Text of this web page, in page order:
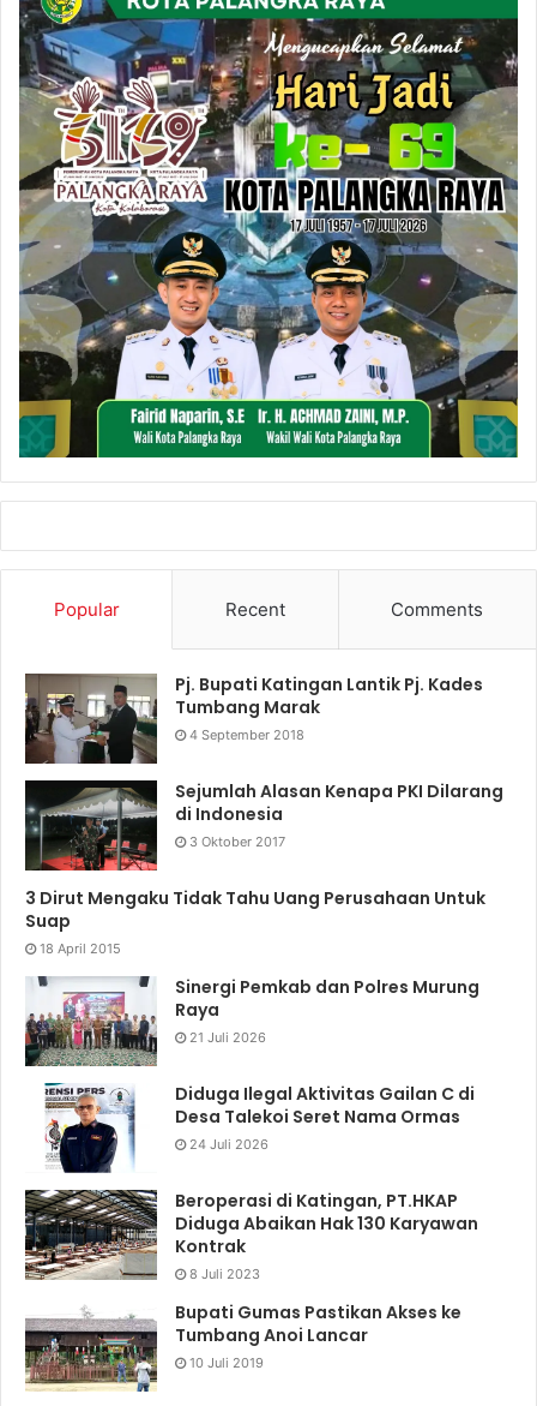
Popular Recent Comments
Pj. Bupati Katingan Lantik Pj. Kades
Tumbang Marak
4 September 2018
Sejumlah Alasan Kenapa PKI Dilarang
di Indonesia
3 Oktober 2017
3 Dirut Mengaku Tidak Tahu Uang Perusahaan Untuk
Suap
18 April 2015
Sinergi Pemkab dan Polres Murung
Raya
21 Juli 2026
Diduga Ilegal Aktivitas Gailan C di
Desa Talekoi Seret Nama Ormas
24 Juli 2026
Beroperasi di Katingan, PT.HKAP
Diduga Abaikan Hak 130 Karyawan
Kontrak
8 Juli 2023
Bupati Gumas Pastikan Akses ke
Tumbang Anoi Lancar
10 Juli 2019